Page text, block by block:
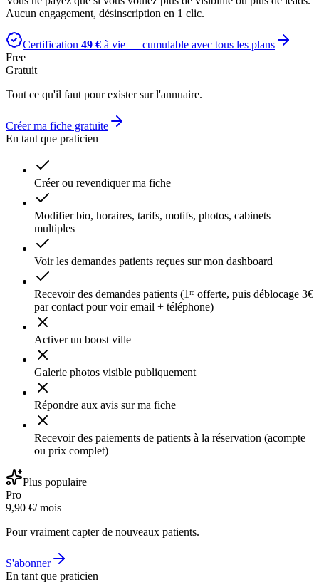
Aucun engagement, désinscription en 1 clic.
Certification 49 € à vie — cumulable avec tous les plans
Free
Gratuit
Tout ce qu'il faut pour exister sur l'annuaire.
Créer ma fiche gratuite
En tant que praticien
Créer ou revendiquer ma fiche
Modifier bio, horaires, tarifs, motifs, photos, cabinets
multiples
Voir les demandes patients reçues sur mon dashboard
Recevoir des demandes patients (1ʳᵉ offerte, puis déblocage 3€
par contact pour voir email + téléphone)
Activer un boost ville
Galerie photos visible publiquement
Répondre aux avis sur ma fiche
Recevoir des paiements de patients à la réservation (acompte
ou prix complet)
Plus populaire
Pro
9,90 €/ mois
Pour vraiment capter de nouveaux patients.
S'abonner
En tant que praticien